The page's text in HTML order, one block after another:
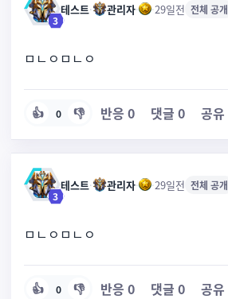
3
테스트· 관리자· ·29일전 전체 공개
ㅁㄴㅇㅁㄴㅇ
👍 0 👎 반응 0 댓글 0 공유
3
테스트· 관리자· ·29일전 전체 공개
ㅁㄴㅇㅁㄴㅇ
👍 0 👎 반응 0 댓글 0 공유